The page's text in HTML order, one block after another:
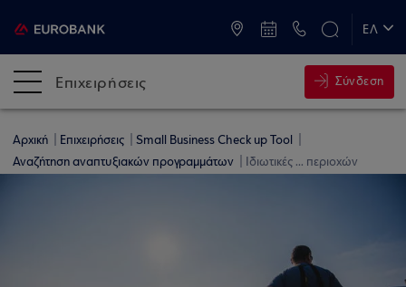
ΕΛ
Επιχειρήσεις Σύνδεση
Αρχική Επιχειρήσεις
Small Business Check up Tool
Αναζήτηση αναπτυξιακών προγραμμάτων
Ιδιωτικές ... περιοχών